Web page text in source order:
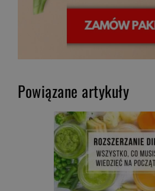
Powiązane artykuły